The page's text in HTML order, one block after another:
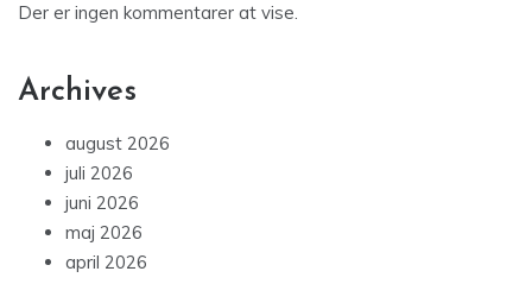
Der er ingen kommentarer at vise.
Archives
august 2026
juli 2026
juni 2026
maj 2026
april 2026